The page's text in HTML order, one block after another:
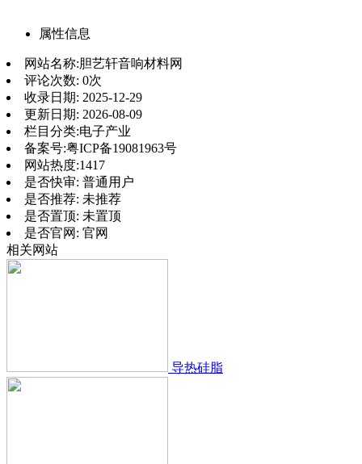
属性信息
网站名称:胆艺轩音响材料网
评论次数: 0次
收录日期: 2025-12-29
更新日期: 2026-08-09
栏目分类:电子产业
备案号:粤ICP备19081963号
网站热度:1417
是否快审: 普通用户
是否推荐: 未推荐
是否置顶: 未置顶
是否官网: 官网
相关网站
导热硅脂